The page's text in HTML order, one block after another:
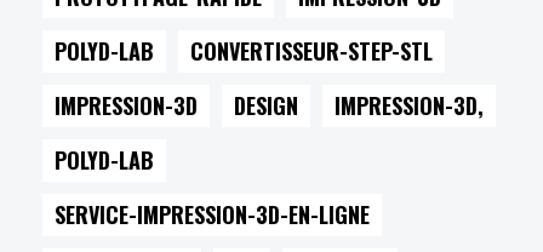
POLYD-LAB
CONVERTISSEUR-STEP-STL
IMPRESSION-3D
DESIGN
IMPRESSION-3D,
POLYD-LAB
SERVICE-IMPRESSION-3D-EN-LIGNE